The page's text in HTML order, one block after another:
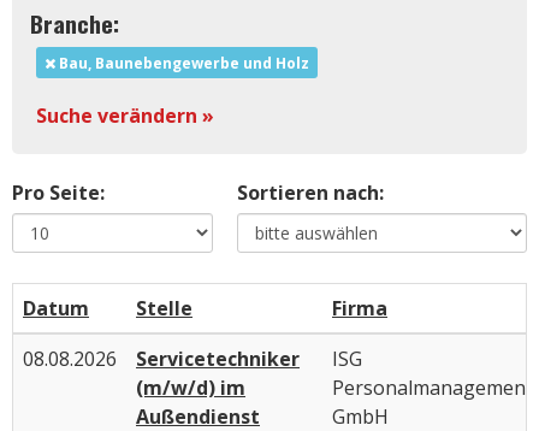
Branche:
Bau, Baunebengewerbe und Holz
Suche verändern »
Pro Seite: Sortieren nach:
Datum Stelle
Firma
08.08.2026
Servicetechniker
(m/w/d) im
Außendienst
ISG
Personalmanagement
GmbH